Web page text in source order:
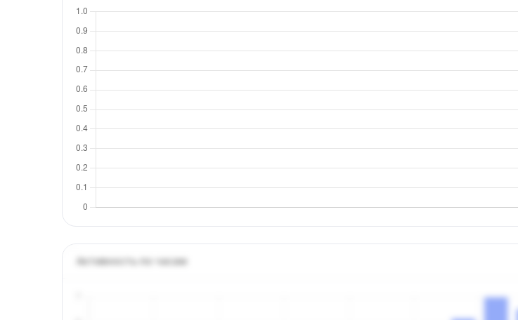
Активность по часам